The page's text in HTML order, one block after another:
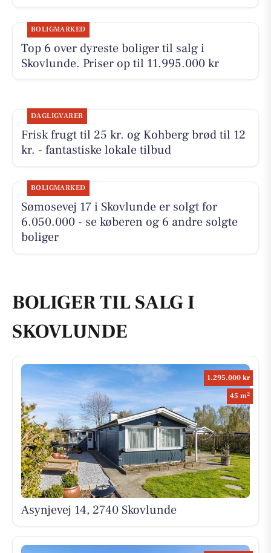
BOLIGMARKED
Top 6 over dyreste boliger til salg i
Skovlunde. Priser op til 11.995.000 kr
DAGLIGVARER
Frisk frugt til 25 kr. og Kohberg brød til 12
kr. - fantastiske lokale tilbud
BOLIGMARKED
Sømosevej 17 i Skovlunde er solgt for
6.050.000 - se køberen og 6 andre solgte
boliger
BOLIGER TIL SALG I
SKOVLUNDE
1.295.000 kr
45 m2
Asynjevej 14, 2740 Skovlunde